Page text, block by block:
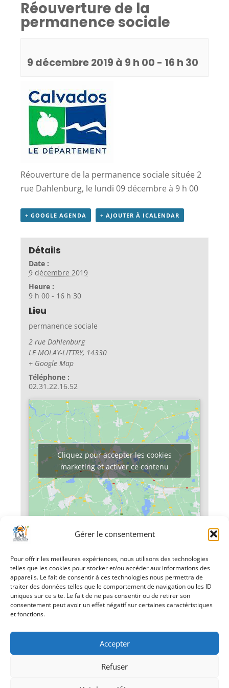
Gérer le consentement
Pour offrir les meilleures expériences, nous utilisons des technologies
telles que les cookies pour stocker et/ou accéder aux informations des
appareils. Le fait de consentir à ces technologies nous permettra de
traiter des données telles que le comportement de navigation ou les ID
uniques sur ce site. Le fait de ne pas consentir ou de retirer son
consentement peut avoir un effet négatif sur certaines caractéristiques
et fonctions.
Accepter
Refuser
Réouverture de la
permanence sociale
9 décembre 2019 à 9 h 00 - 16 h 30
Réouverture de la permanence sociale située 2
rue Dahlenburg, le lundi 09 décembre à 9 h 00
+ GOOGLE AGENDA + AJOUTER À ICALENDAR
Détails
Date :
9 décembre 2019
Heure :
9 h 00 - 16 h 30
Lieu
permanence sociale
2 rue Dahlenburg
LE MOLAY-LITTRY, 14330
+ Google Map
Téléphone :
02.31.22.16.52
Cliquez pour accepter les cookies
marketing et activer ce contenu
pédestre
sur le thème de
Noël pour les
enfants »
Création Androme Informatique